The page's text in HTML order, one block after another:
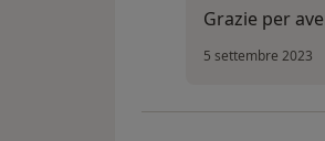
Grazie per
5 settembre 2023